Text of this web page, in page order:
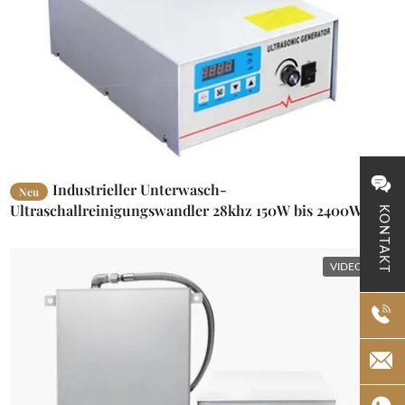
KONTAKT
Neu
Industrieller Unterwasch-
Ultraschallreinigungswandler 28khz 150W bis 2400W
VIDEO